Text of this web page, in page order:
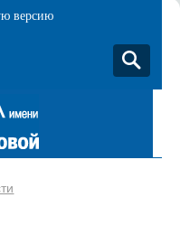
версию